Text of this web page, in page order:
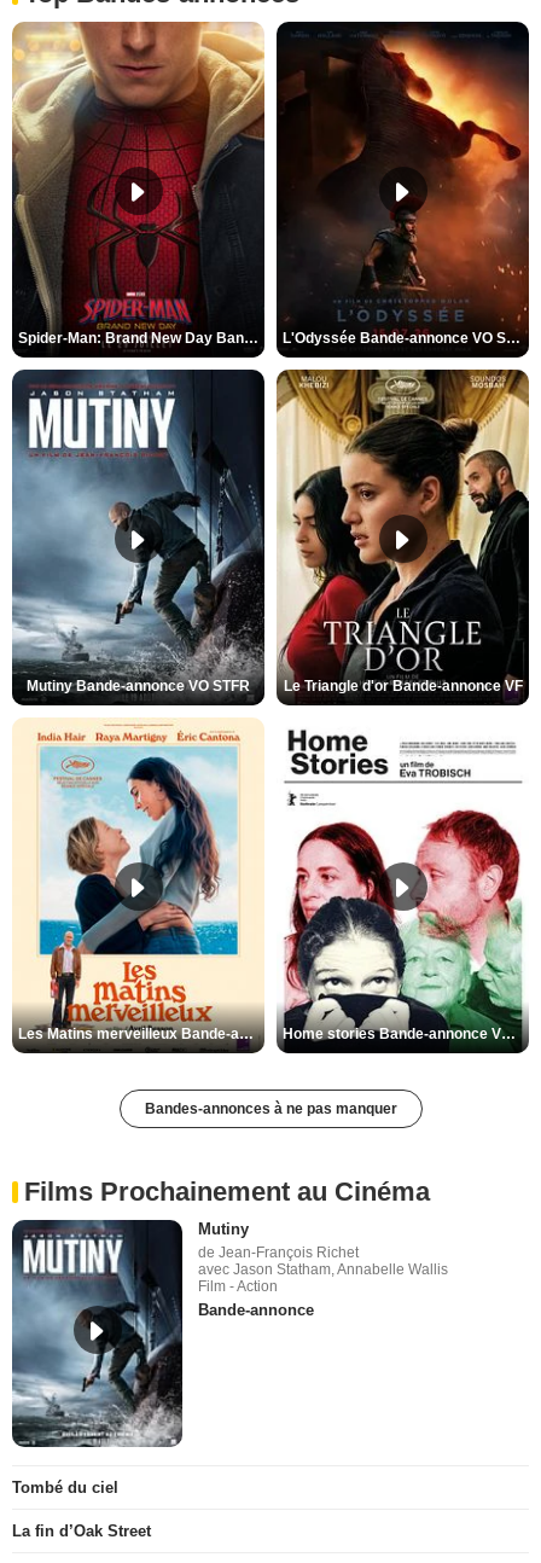
Spider-Man: Brand New Day Bande-annonce VO STFR L'Odyssée Bande-annonce VO STFR
Mutiny Bande-annonce VO STFR Le Triangle d'or Bande-annonce VF
Les Matins merveilleux Bande-annonce VF Home stories Bande-annonce VO STFR
Bandes-annonces à ne pas manquer
Films Prochainement au Cinéma
Mutiny
de Jean-François Richet
avec Jason Statham, Annabelle Wallis
Film - Action
Bande-annonce
Tombé du ciel
La fin d’Oak Street